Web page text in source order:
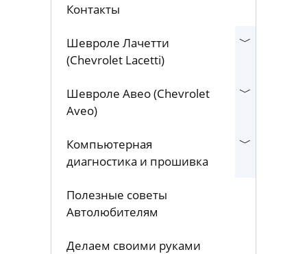
Контакты
Шевроле Лачетти
(Chevrolet Lacetti)
Шевроле Авео (Chevrolet
Aveo)
Компьютерная
диагностика и прошивка
Полезные советы
Автолюбителям
Делаем своими руками